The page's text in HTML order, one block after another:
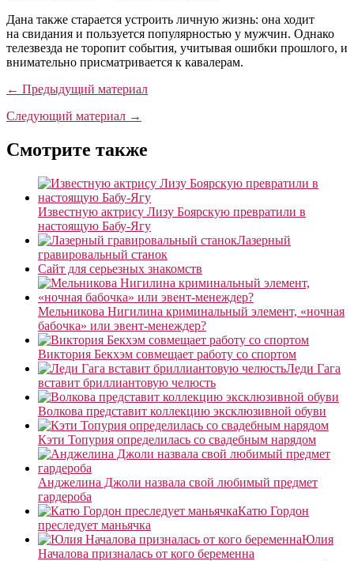
Дана также старается устроить личную жизнь: она ходит
на свидания и пользуется популярностью у мужчин. Однако
телезвезда не торопит события, учитывая ошибки прошлого, и
внимательно присматривается к кавалерам.
← Предыдущий материал
Следующий материал →
Смотрите также
Известную актрису Лизу Боярскую превратили в
настоящую Бабу-Ягу
Лазерный
гравировальный станок
Сайт для серьезных знакомств
Мельникова Нигилина криминальный элемент, «ночная
бабочка» или эвент-менеждер?
Виктория Бекхэм совмещает работу со спортом
Леди Гага
вставит бриллиантовую челюсть
Волкова представит коллекцию эксклюзивной обуви
Кэти Топурия определилась со свадебным нарядом
Анджелина Джоли назвала свой любимый предмет
гардероба
Катю Гордон
преследует маньячка
Юлия
Началова призналась от кого беременна